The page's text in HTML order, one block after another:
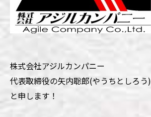
株式会社アジルカンパニー
代表取締役の矢内聡郎(やうちとしろう)
と申します！